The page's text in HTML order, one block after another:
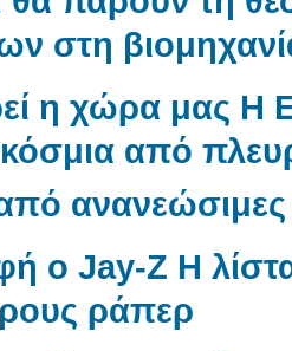
στη
η χώρα μας Η
από
ο Jay-Z Η
ράπερ